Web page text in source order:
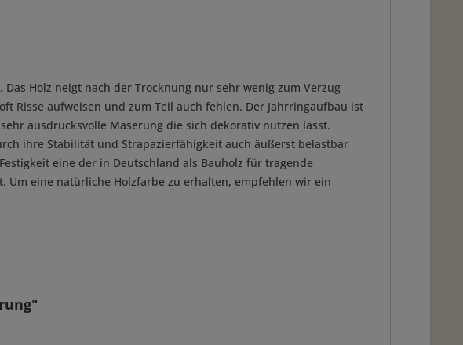
Holz neigt nach der Trocknung nur sehr wenig zum Verzug
Risse aufweisen und zum Teil auch fehlen. Der Jahrringaufbau ist
ausdrucksvolle Maserung die sich dekorativ nutzen lässt.
ihre Stabilität und Strapazierfähigkeit auch äußerst belastbar
eine der in Deutschland als Bauholz für tragende
Um eine natürliche Holzfarbe zu erhalten, empfehlen wir ein